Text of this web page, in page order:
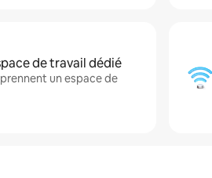
de travail dédié
un espace de